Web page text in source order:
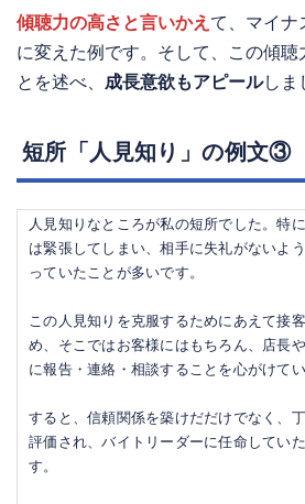
傾聴力の高さと言いかえ て、マイナ
に変えた例です。そして、この傾聴
とを述べ、 成長意欲もアピールしま
短所「人見知り」の例文③
人見知りなところが私の短所でした。特
は緊張してしまい、相手に失礼がないよ
っていたことが多いです。
この人見知りを克服するためにあえて接
め、そこではお客様にはもちろん、店長
に報告・連絡・相談することを心がけてい
すると、信頼関係を築けだだけでなく、
評価され、バイトリーダーに任命してい
す。